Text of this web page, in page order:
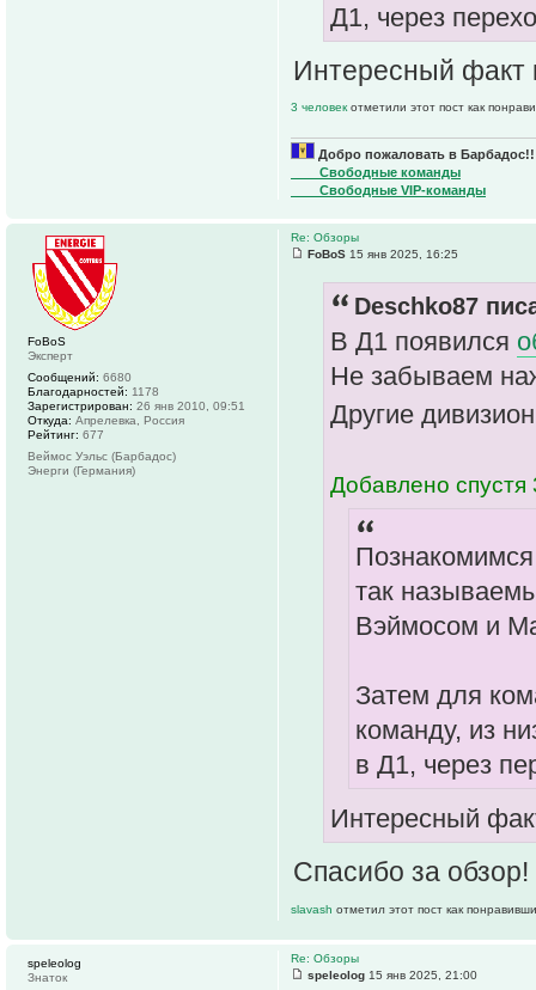
Д1, через
Интересный факт
3 человек отметили этот пост как
Добро пожаловать в
____Свободные команды
____Свободные VIP-команды
Re: Обзоры
FoBoS 15 янв 2025, 16:25
Deschko87
В Д1 появился
Не забываем
Другие
Добавлено спустя
так
Вэймосом и
Затем для
команду, из
в Д1, через
Интересный
Спасибо за
slavash отметил этот пост как
FoBoS
Эксперт
Сообщений: 6680
Благодарностей: 1178
Зарегистрирован: 26 янв 2010, 09:51
Откуда: Апрелевка, Россия
Рейтинг: 677
Веймос Уэльс (Барбадос)
Энерги (Германия)
Re: Обзоры
speleolog 15 янв 2025, 21:00
speleolog
Знаток